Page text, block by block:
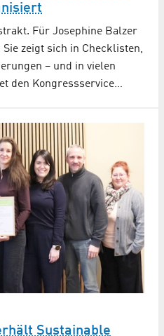
Für Josephine Balzer
zeigt sich in Checklisten,
– und in vielen
den Kongressservice…
Sustainable